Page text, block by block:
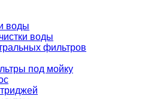
воды
воды
фильтров
под мойку